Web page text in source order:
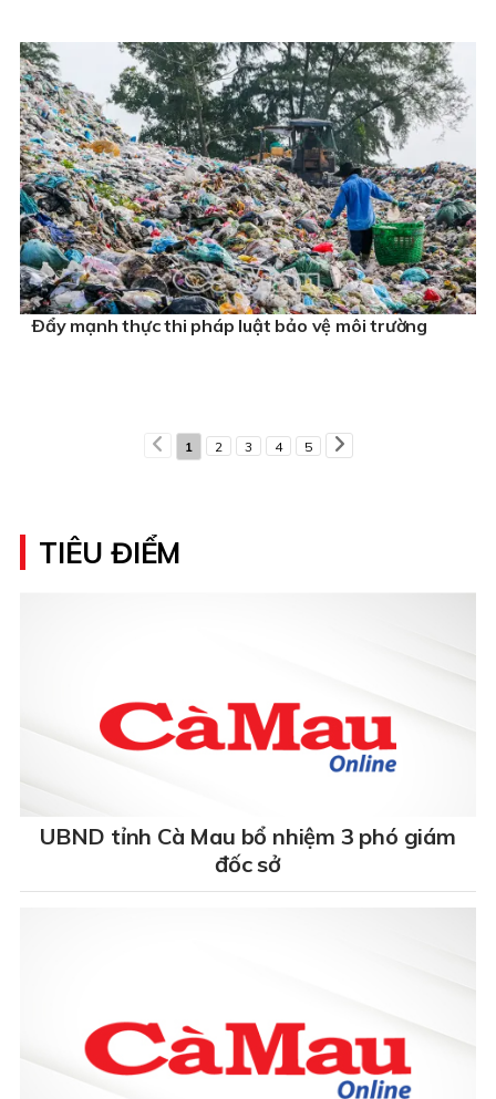
Ðẩy mạnh thực thi pháp luật bảo vệ môi trường
1 2 3 4 5
TIÊU ĐIỂM
UBND tỉnh Cà Mau bổ nhiệm 3 phó giám
đốc sở